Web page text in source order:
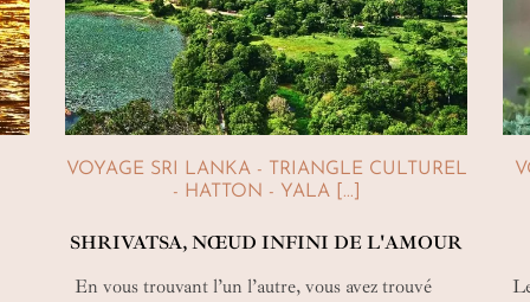
singes langurs au coucher du soleil… Bouleversant !
VOYAGE SRI LANKA - TRIANGLE CULTUREL
- HATTON - YALA [...]
SHRIVATSA, NŒUD INFINI DE L'AMOUR
En vous trouvant l’un l’autre, vous avez trouvé